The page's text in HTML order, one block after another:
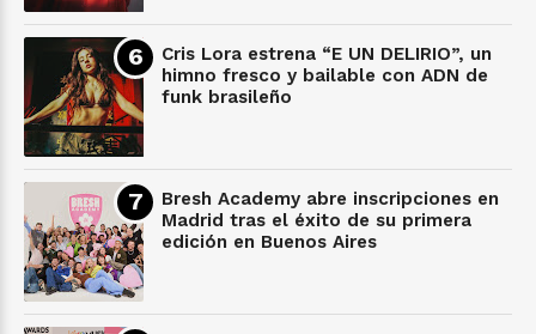
Cris Lora estrena “E UN DELIRIO”, un
himno fresco y bailable con ADN de
funk brasileño
Bresh Academy abre inscripciones en
Madrid tras el éxito de su primera
edición en Buenos Aires